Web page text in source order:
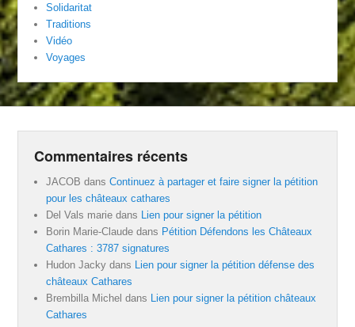
Solidaritat
Traditions
Vidéo
Voyages
Commentaires récents
JACOB dansContinuez à partager et faire signer la pétition
pour les châteaux cathares
Del Vals marie dans
Lien pour signer la pétition
Borin Marie-Claude dans Pétition Défendons les Châteaux
Cathares : 3787 signatures
Hudon Jacky dans
Lien pour signer la pétition défense des
châteaux Cathares
Brembilla Michel dans
Lien pour signer la pétition châteaux
Cathares